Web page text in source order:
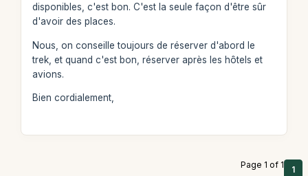
disponibles, c'est bon. C'est la seule façon d'être sûr
d'avoir des places.
Nous, on conseille toujours de réserver d'abord le
trek, et quand c'est bon, réserver après les hôtels et
avions.
Bien cordialement,
Page 1 of 1 1